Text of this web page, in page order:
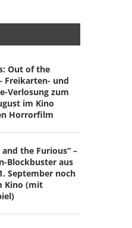
Out of the
Freikarten- und
Verlosung zum
im Kino
Horrorfilm
and the Furious“ –
Blockbuster aus
September noch
Kino (mit